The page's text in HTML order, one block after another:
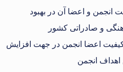
انجمن و اعضا آن در بهبود
و صادراتی کشور
اعضا انجمن در جهت افزایش
اهداف انجمن